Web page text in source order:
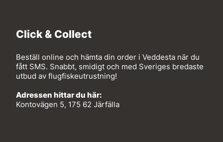
Click & Collect
Beställ online och hämta din order i Veddesta när du
fått SMS. Snabbt, smidigt och med Sveriges bredaste
utbud av flugfiskeutrustning!
Adressen hittar du här:
Kontovägen 5, 175 62 Järfälla